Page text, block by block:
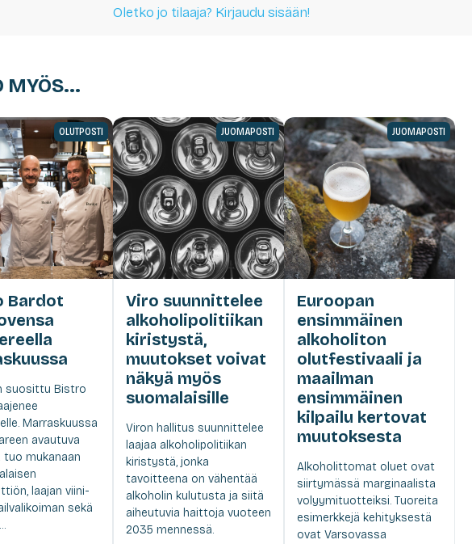
Oletko jo tilaaja? Kirjaudu sisään!
MYÖS...
OLUTPOSTI
Bardot
suosittu Bistro
Marraskuussa
avautuva
tuo mukanaan
laajan viini-
sekä
JUOMAPOSTI
Viro suunnittelee
alkoholipolitiikan
kiristystä,
muutokset voivat
näkyä myös
suomalaisille
Viron hallitus suunnittelee
laajaa alkoholipolitiikan
kiristystä, jonka
tavoitteena on vähentää
alkoholin kulutusta ja siitä
aiheutuvia haittoja vuoteen
2035 mennessä.
JUOMAPOSTI
Euroopan
ensimmäinen
alkoholiton
olutfestivaali ja
maailman
ensimmäinen
kilpailu kertovat
muutoksesta
Alkoholittomat oluet ovat
siirtymässä marginaalista
volyymituotteiksi. Tuoreita
esimerkkejä kehityksestä
ovat Varsovassa